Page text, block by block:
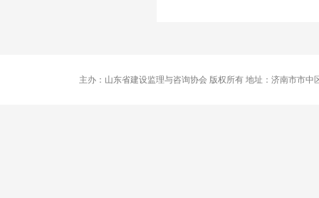
主办：山东省建设监理与咨询协会 版权所有 地址：济南市市